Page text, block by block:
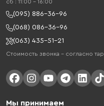
cб : 11:00 - 16:00
(095) 886-36-96
(068) 086-36-96
(063) 435-51-21
Стоимость звонка – согласно
Мы принимаем